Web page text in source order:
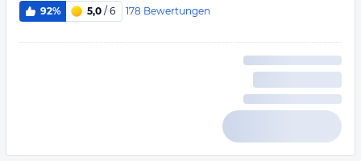
92% 5,0 / 6 178 Bewertungen